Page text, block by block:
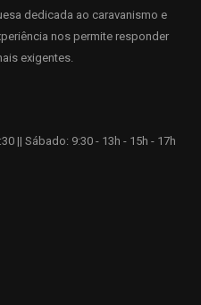
dedicada ao caravanismo e
nos permite responder
exigentes.
|| Sábado: 9:30 - 13h - 15h - 17h